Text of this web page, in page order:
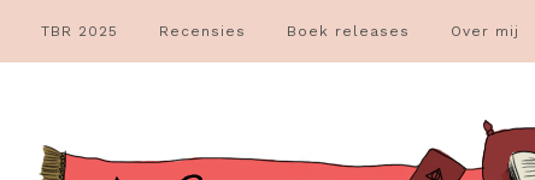
TBR 2025 Recensies Boek releases Over mij